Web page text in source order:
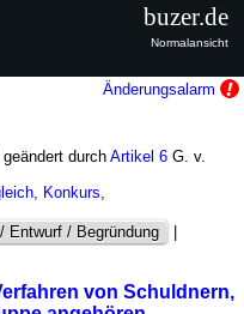
Änderungsalarm
durchArtikel 6 G. v.
Konkurs,
Entwurf / Begründung
|
von Schuldnern,
buzer.de
Normalansicht